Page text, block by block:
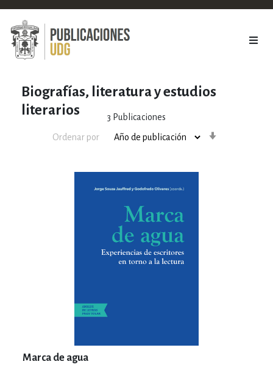
Biografías, literatura y estudios
literarios
3 Publicaciones
Ordenar por
Marca de agua